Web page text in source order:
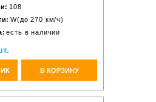
108
W(до 270 км/ч)
есть в наличии
В КОРЗИНУ